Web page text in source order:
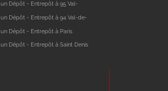
Dépôt - Entrepôt à 95 Val-
Dépôt - Entrepôt à 94 Val-de-
Dépôt - Entrepôt à Paris
Dépôt - Entrepôt à Saint Denis